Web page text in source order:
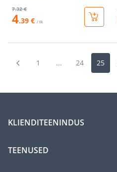
7.32 €
4.39 € / tk
1 ... 24 25
KLIENDITEENINDUS
TEENUSED